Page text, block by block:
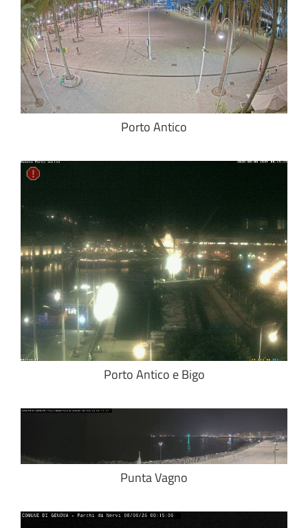
Porto Antico
Porto Antico e Bigo
Punta Vagno